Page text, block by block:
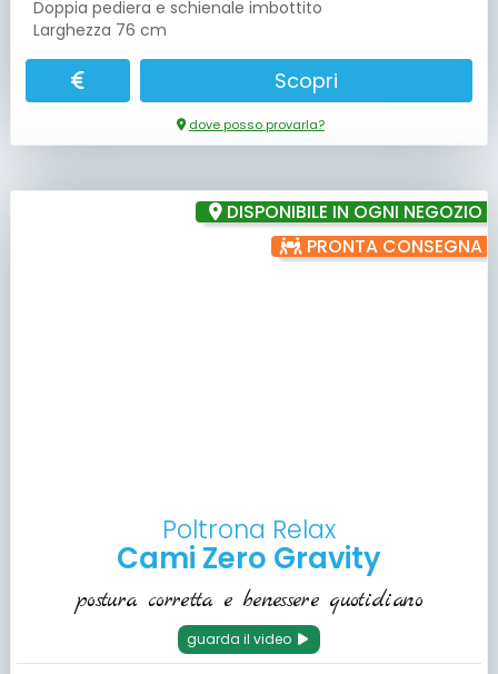
Doppia pediera e schienale imbottito
Larghezza 76 cm
Scopri
dove posso provarla?
DISPONIBILE IN OGNI NEGOZIO
PRONTA CONSEGNA
Poltrona Relax
Cami Zero Gravity
postura corretta e benessere quotidiano
guarda il video